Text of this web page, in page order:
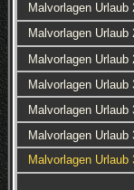
Malvorlagen Urlaub
Malvorlagen Urlaub
Malvorlagen Urlaub
Malvorlagen Urlaub
Malvorlagen Urlaub
Malvorlagen Urlaub
Malvorlagen Urlaub